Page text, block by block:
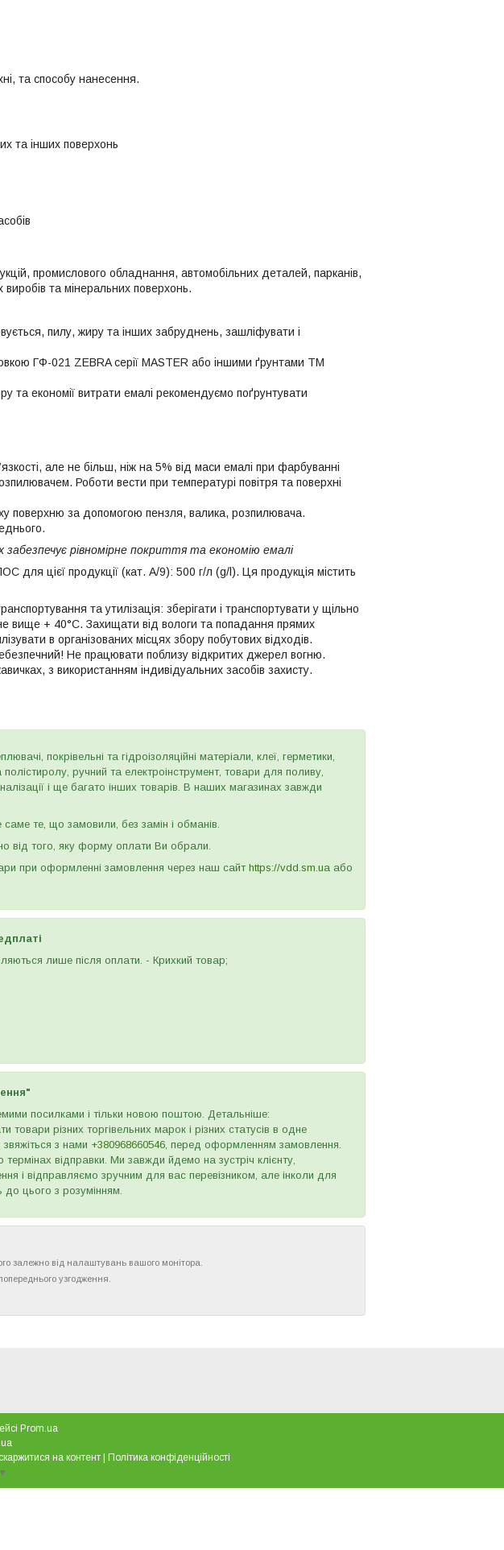
та способу нанесення.
та інших поверхонь
промислового обладнання, автомобільних деталей, парканів,
виробів та мінеральних поверхонь.
пилу, жиру та інших забруднень, зашліфувати і
ГФ-021 ZEBRA серії MASTER або іншими ґрунтами ТМ
та економії витрати емалі рекомендуємо поґрунтувати
але не більш, ніж на 5% від маси емалі при фарбуванні
Роботи вести при температурі повітря та поверхні
поверхню за допомогою пензля, валика, розпилювача.
забезпечує рівномірне покриття та економію емалі
для цієї продукції (кат. А/9): 500 г/л (g/l). Ця продукція містить
та утилізація: зберігати і транспортувати у щільно
вище + 40°С. Захищати від вологи та попадання прямих
в організованих місцях збору побутових відходів.
Не працювати поблизу відкритих джерел вогню.
з використанням індивідуальних засобів захисту.
покрівельні та гідроізоляційні матеріали, клеї, герметики,
ручний та електроінструмент, товари для поливу,
і ще багато інших товарів. В наших магазинах завжди
те, що замовили, без замін і обманів.
від того, яку форму оплати Ви обрали.
при оформленні замовлення через наш сайт https://vdd.sm.ua або
лише після оплати. - Крихкий товар;
посилками і тільки новою поштою. Детальніше:
товари різних торгівельних марок і різних статусів в одне
з нами +380968660546 , перед оформленням замовлення.
відправки. Ми завжди йдемо на зустріч клієнту,
і відправляємо зручним для вас перевізником, але інколи для
цього з розумінням.
залежно від налаштувань вашого монітора.
узгодження.
Prom.ua
на контент | Політика конфіденційності
▼